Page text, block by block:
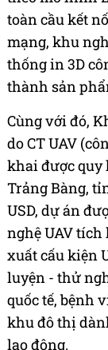
toàn cầu kết
mạng, khu
thống in 3D
thành sản
Cùng với đó,
do CT UAV
khai được quy
Trảng Bàng,
USD, dự án
nghệ UAV tích
xuất cấu kiện
luyện - thử
quốc tế, bệnh
khu đô thị
lao động.